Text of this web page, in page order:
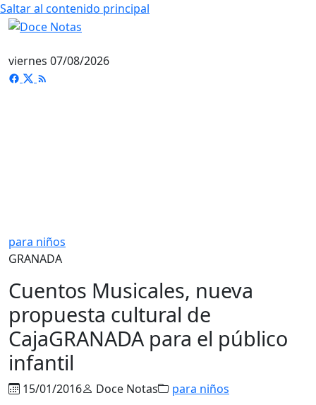
Saltar al contenido principal
viernes 07/08/2026
para niños
GRANADA
Cuentos Musicales, nueva
propuesta cultural de
CajaGRANADA para el público
infantil
15/01/2016 Doce Notas para niños